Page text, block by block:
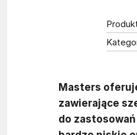
Masters
zawierające
do